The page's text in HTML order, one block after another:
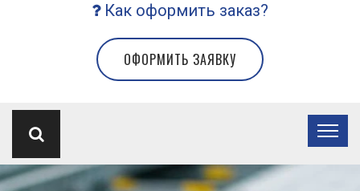
Как оформить заказ?
ОФОРМИТЬ ЗАЯВКУ